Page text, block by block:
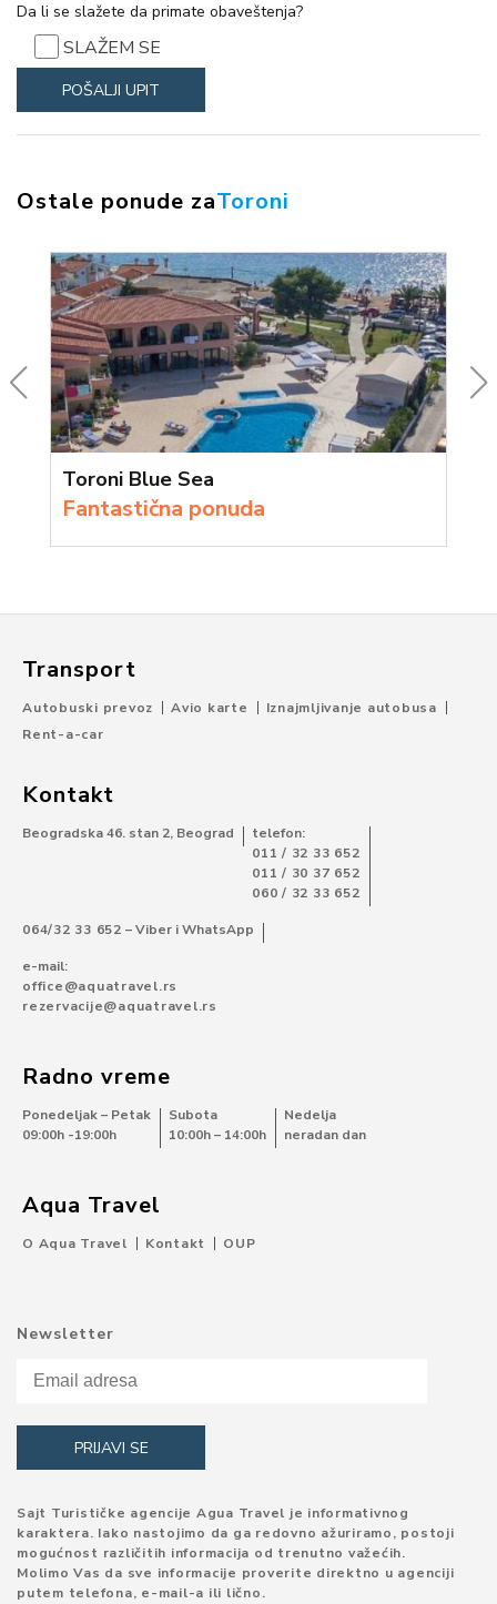
Da li se slažete da primate obaveštenja?
SLAŽEM SE
Ostale ponude zaToroni
Toroni Blue Sea
Fantastična ponuda
Transport
Autobuski prevoz Avio karte
Iznajmljivanje autobusa
Rent-a-car
Kontakt
Beogradska 46. stan 2, Beograd
telefon:
011 / 32 33 652
011 / 30 37 652
060 / 32 33 652
064/32 33 652 – Viber i WhatsApp
e-mail:
office@aquatravel.rs
rezervacije@aquatravel.rs
Radno vreme
Ponedeljak – Petak
09:00h -19:00h
Subota
10:00h – 14:00h
Nedelja
neradan dan
Aqua Travel
O Aqua Travel Kontakt OUP
Newsletter
Sajt Turističke agencije Agua Travel je informativnog
karaktera. Iako nastojimo da ga redovno ažuriramo, postoji
mogućnost različitih informacija od trenutno važećih.
Molimo Vas da sve informacije proverite direktno u agenciji
putem telefona, e-mail-a ili lično.